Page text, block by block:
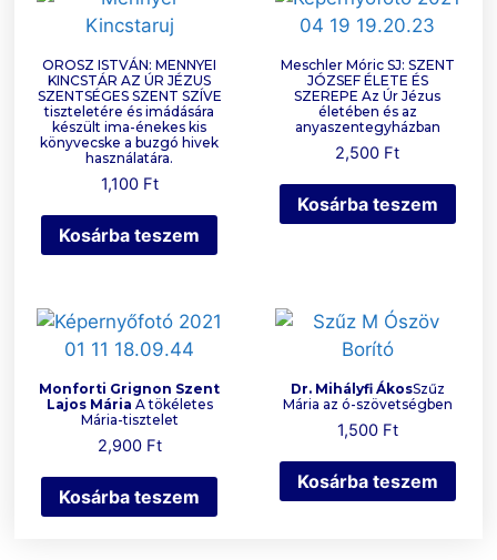
OROSZ ISTVÁN: MENNYEI
KINCSTÁR AZ ÚR JÉZUS
SZENTSÉGES SZENT SZÍVE
tiszteletére és imádására
készült ima-énekes kis
könyvecske a buzgó hivek
használatára.
1,100 Ft
Kosárba teszem
Meschler Móric SJ: SZENT
JÓZSEF ÉLETE ÉS
SZEREPE Az Úr Jézus
életében és az
anyaszentegyházban
2,500 Ft
Kosárba teszem
Monforti Grignon Szent
Lajos Mária A tökéletes
Mária-tisztelet
2,900 Ft
Kosárba teszem
Dr. Mihályfi ÁkosSzűz
Mária az ó-szövetségben
1,500 Ft
Kosárba teszem